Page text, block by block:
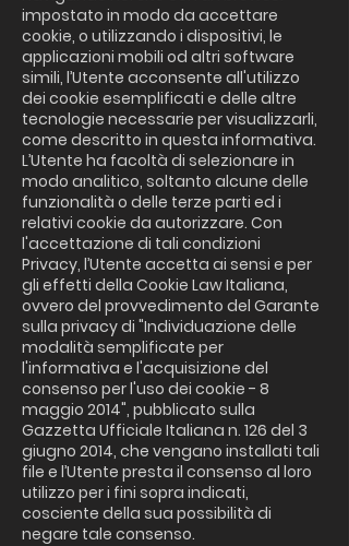
impostato in modo da accettare
cookie, o utilizzando i dispositivi, le
applicazioni mobili od altri software
simili, l’Utente acconsente all'utilizzo
dei cookie esemplificati e delle altre
tecnologie necessarie per visualizzarli,
come descritto in questa informativa.
L’Utente ha facoltà di selezionare in
modo analitico, soltanto alcune delle
funzionalità o delle terze parti ed i
relativi cookie da autorizzare. Con
l'accettazione di tali condizioni
Privacy, l’Utente accetta ai sensi e per
gli effetti della Cookie Law Italiana,
ovvero del provvedimento del Garante
sulla privacy di "Individuazione delle
modalità semplificate per
l'informativa e l'acquisizione del
consenso per l'uso dei cookie - 8
maggio 2014", pubblicato sulla
Gazzetta Ufficiale Italiana n. 126 del 3
giugno 2014, che vengano installati tali
file e l’Utente presta il consenso al loro
utilizzo per i fini sopra indicati,
cosciente della sua possibilità di
negare tale consenso.